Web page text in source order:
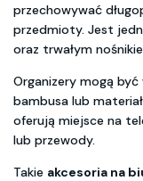
przechowywać
przedmioty. Jest
oraz trwałym
Organizery mogą
bambusa lub
oferują miejsce na
lub przewody.
Takie akcesoria na